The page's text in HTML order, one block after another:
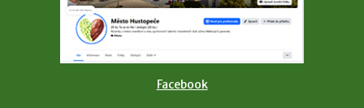
Facebook